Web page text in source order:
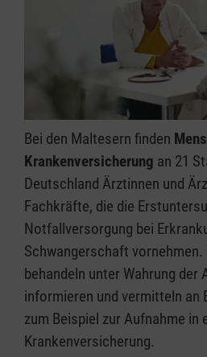
Bei den Maltesern finden
Krankenversicherung an 21
Deutschland Ärztinnen und
Fachkräfte, die die
Notfallversorgung bei
Schwangerschaft
behandeln unter Wahrung der
informieren und vermitteln an
zum Beispiel zur Aufnahme in
Krankenversicherung.